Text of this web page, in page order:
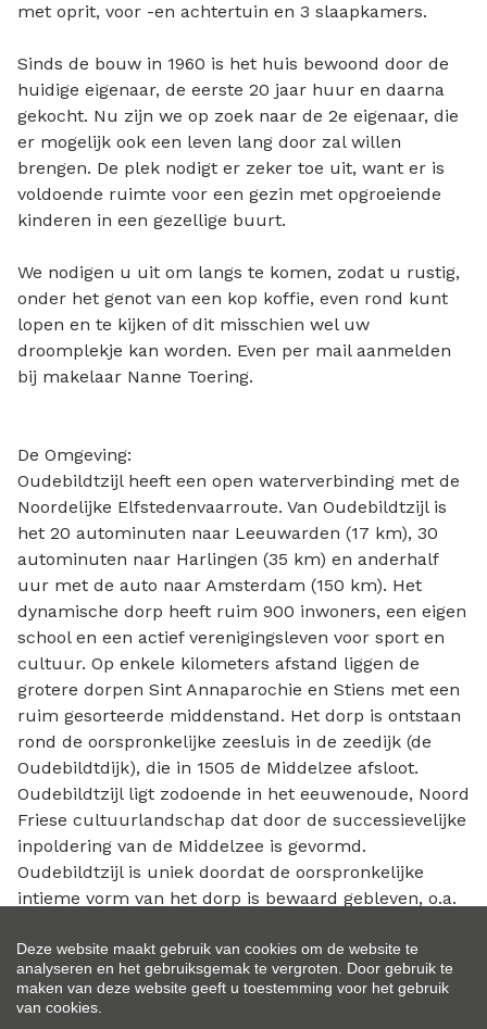
met oprit, voor -en achtertuin en 3 slaapkamers.
Sinds de bouw in 1960 is het huis bewoond door de
huidige eigenaar, de eerste 20 jaar huur en daarna
gekocht. Nu zijn we op zoek naar de 2e eigenaar, die
er mogelijk ook een leven lang door zal willen
brengen. De plek nodigt er zeker toe uit, want er is
voldoende ruimte voor een gezin met opgroeiende
kinderen in een gezellige buurt.
We nodigen u uit om langs te komen, zodat u rustig,
onder het genot van een kop koffie, even rond kunt
lopen en te kijken of dit misschien wel uw
droomplekje kan worden. Even per mail aanmelden
bij makelaar Nanne Toering.
De Omgeving:
Oudebildtzijl heeft een open waterverbinding met de
Noordelijke Elfstedenvaarroute. Van Oudebildtzijl is
het 20 autominuten naar Leeuwarden (17 km), 30
autominuten naar Harlingen (35 km) en anderhalf
uur met de auto naar Amsterdam (150 km). Het
dynamische dorp heeft ruim 900 inwoners, een eigen
school en een actief verenigingsleven voor sport en
cultuur. Op enkele kilometers afstand liggen de
grotere dorpen Sint Annaparochie en Stiens met een
ruim gesorteerde middenstand. Het dorp is ontstaan
rond de oorspronkelijke zeesluis in de zeedijk (de
Oudebildtdijk), die in 1505 de Middelzee afsloot.
Oudebildtzijl ligt zodoende in het eeuwenoude, Noord
Friese cultuurlandschap dat door de successievelijke
inpoldering van de Middelzee is gevormd.
Oudebildtzijl is uniek doordat de oorspronkelijke
intieme vorm van het dorp is bewaard gebleven, o.a.
speciaal karakter geven. Oudebildtzijl hoort sinds
2000 tot de negen Villages of Tradition, een netwerk
van plattelandsdorpen in Europa waar men het
Deze website maakt gebruik van cookies om de website te
analyseren en het gebruiksgemak te vergroten. Door gebruik te
maken van deze website geeft u toestemming voor het gebruik
van cookies.